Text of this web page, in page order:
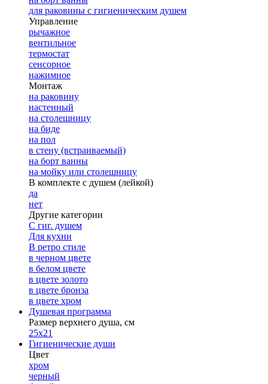
для раковины с гигиеническим душем
Управление
рычажное
вентильное
термостат
сенсорное
нажимное
Монтаж
на раковину
настенный
на столешницу
на биде
на пол
в стену (встраиваемый)
на борт ванны
на мойку или столешницу
В комплекте с душем (лейкой)
да
нет
Другие категории
С гиг. душем
Для кухни
В ретро стиле
в черном цвете
в белом цвете
в цвете золото
в цвете бронза
в цвете хром
Душевая программа
Размер верхнего душа, см
25х21
Гигиенические души
Цвет
хром
черный